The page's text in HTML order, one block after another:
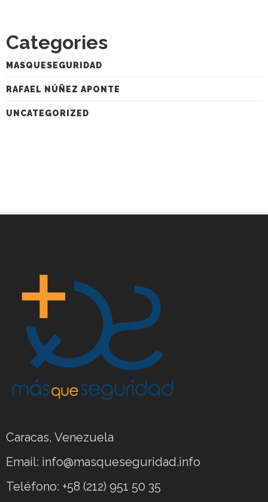
Categories
MASQUESEGURIDAD
RAFAEL NÚÑEZ APONTE
UNCATEGORIZED
Caracas, Venezuela
Email: info@masqueseguridad.info
Teléfono: +58 (212) 951 50 35